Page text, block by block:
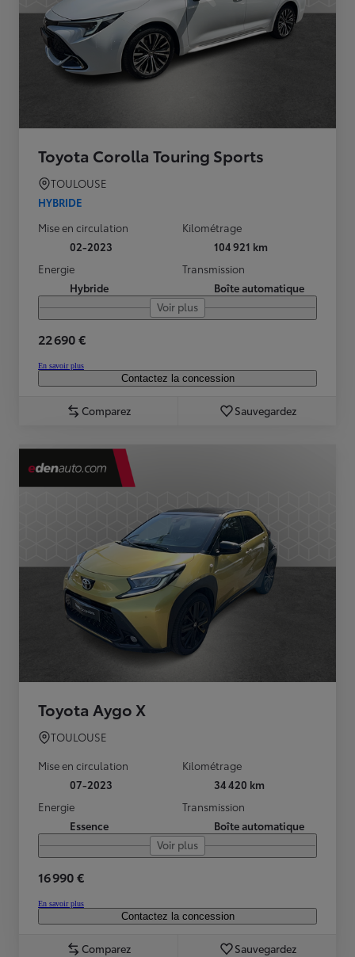
Toyota Corolla Touring Sports
TOULOUSE
HYBRIDE
Mise en circulation
02-2023
Kilométrage
104 921 km
Energie
Hybride
Transmission
Boîte automatique
Voir plus
22 690 €
En savoir plus
Contactez la concession
Comparez Sauvegardez
Toyota Aygo X
TOULOUSE
Mise en circulation
07-2023
Kilométrage
34 420 km
Energie
Essence
Transmission
Boîte automatique
Voir plus
16 990 €
En savoir plus
Contactez la concession
Comparez Sauvegardez